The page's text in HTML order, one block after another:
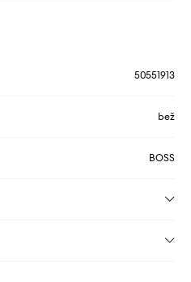
50551913
bež
BOSS